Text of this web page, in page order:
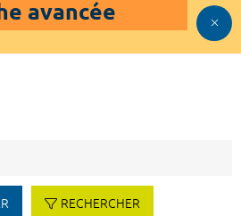
avancée
RECHERCHER